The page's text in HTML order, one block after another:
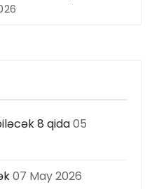
8 qida05
07 May 2026